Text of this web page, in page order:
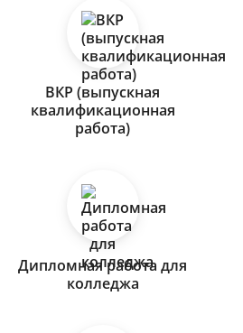
ВКР (выпускная
квалификационная
работа)
Дипломная работа для
колледжа